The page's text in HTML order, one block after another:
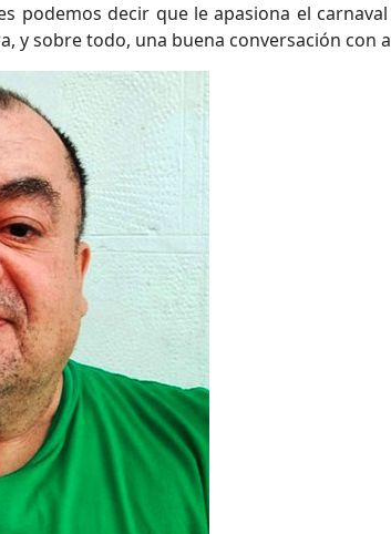
podemos decir que le apasiona el
y sobre todo, una buena conversación con